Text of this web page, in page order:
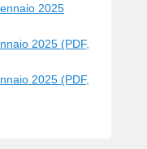
2025
2025 (PDF,
2025 (PDF,